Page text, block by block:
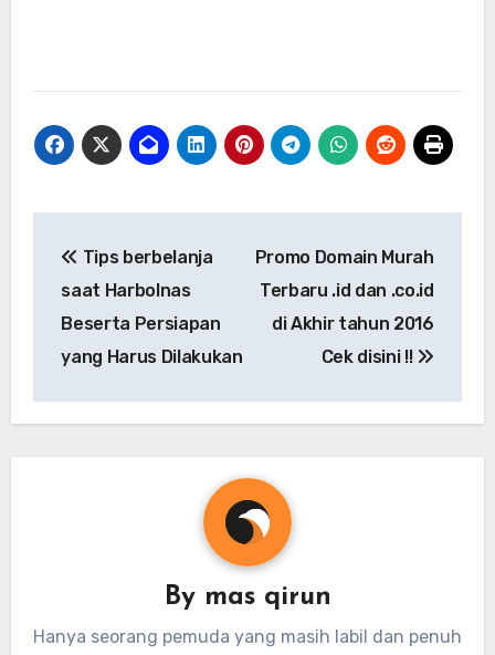
pos
Tips berbelanja
saat Harbolnas
Beserta Persiapan
yang Harus Dilakukan
Promo Domain Murah
Terbaru .id dan .co.id
di Akhir tahun 2016
Cek disini !!
By mas qirun
Hanya seorang pemuda yang masih labil dan penuh